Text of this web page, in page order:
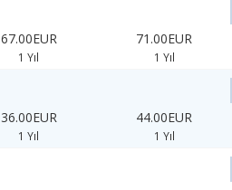
67.00EUR
1 Yıl
71.00EUR
1 Yıl
36.00EUR
1 Yıl
44.00EUR
1 Yıl